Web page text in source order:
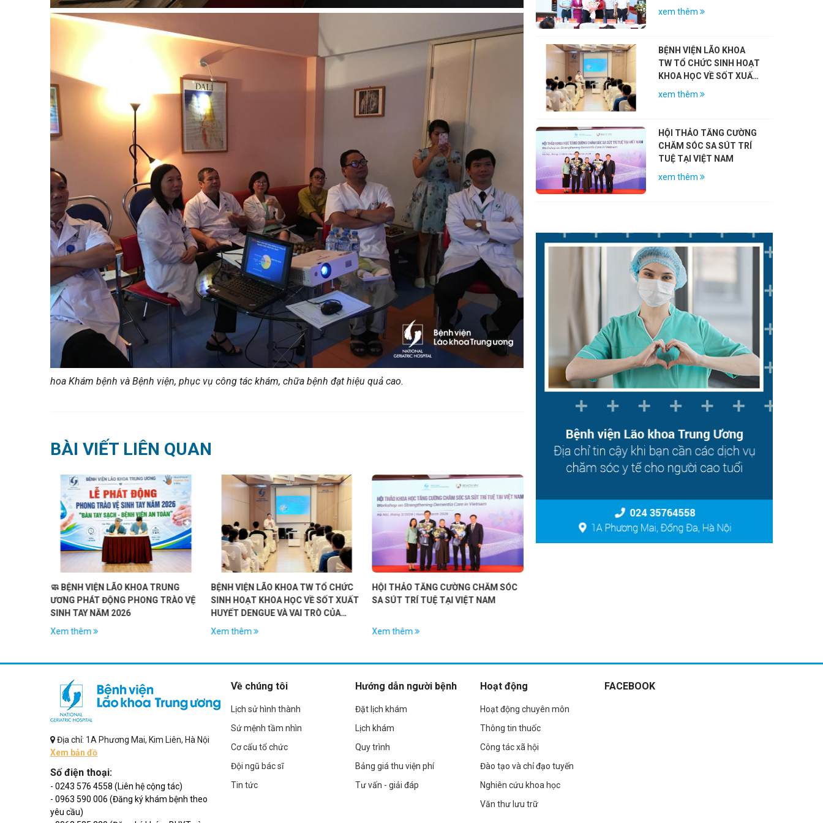
hoa Khám bệnh và Bệnh viện, phục vụ công tác khám, chữa bệnh đạt hiệu quả cao.
BÀI VIẾT LIÊN QUAN
BỆNH VIỆN LÃO KHOA TW TỔ CHỨC
SINH HOẠT KHOA HỌC VỀ SỐT XUẤT
HUYẾT DENGUE VÀ VAI TRÒ CỦA
VẮC-XIN
Xem thêm
HỘI THẢO TĂNG CƯỜNG CHĂM SÓC
SA SÚT TRÍ TUỆ TẠI VIỆT NAM
Xem thêm
LỄ KÝ KẾT BIÊN BẢN GHI NHỚ HỢP
TÁC GIỮA HỘI LÃO KHOA VIỆT NAM
Xem thêm
CÁCH MẠNG NHÂN KỶ
(27/7/1947 – 27/7/2026)
xem thêm
BỆNH VIỆN LÃO KHOA
TW TỔ CHỨC SINH HOẠT
KHOA HỌC VỀ SỐT XUẤT
HUYẾT DENGUE VÀ VAI
xem thêm
HỘI THẢO TĂNG CƯỜNG
CHĂM SÓC SA SÚT TRÍ
TUỆ TẠI VIỆT NAM
xem thêm
Địa chỉ: 1A Phương Mai, Kim Liên, Hà Nội
Xem bản đồ
Số điện thoại:
- 0243 576 4558 (Liên hệ cộng tác)
- 0963 590 006 (Đăng ký khám bệnh theo
yêu cầu)
Về chúng tôi
Lịch sử hình thành
Sứ mệnh tầm nhìn
Cơ cấu tổ chức
Đội ngũ bác sĩ
Tin tức
Hướng dẫn người bệnh
Đặt lịch khám
Lịch khám
Quy trình
Bảng giá thu viện phí
Tư vấn - giải đáp
Hoạt động
Hoạt động chuyên môn
Thông tin thuốc
Công tác xã hội
Đào tạo và chỉ đạo tuyến
Nghiên cứu khoa học
Văn thư lưu trữ
FACEBOOK